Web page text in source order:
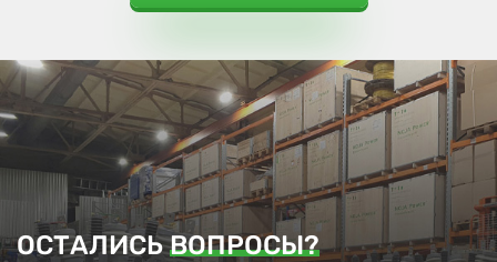
ОСТАЛИСЬВОПРОСЫ?